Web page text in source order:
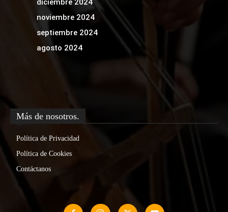
noviembre 2024
septiembre 2024
agosto 2024
Más de nosotros.
Política de Privacidad
Política de Cookies
Contáctanos